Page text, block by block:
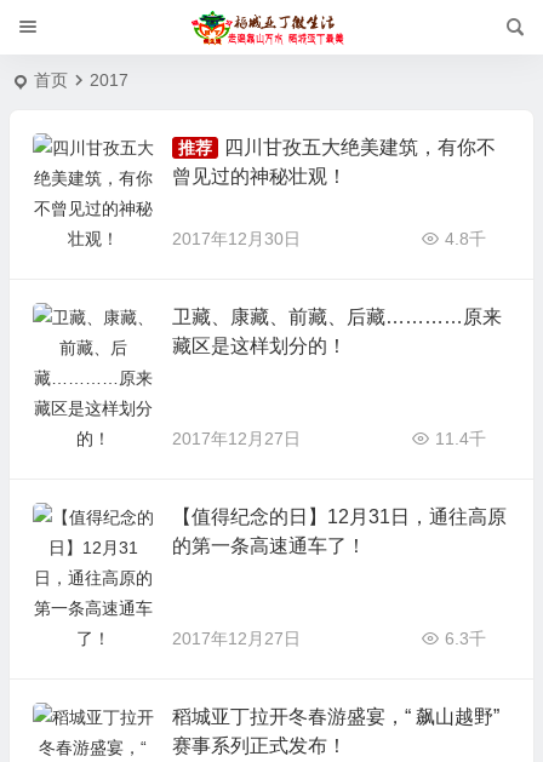
首页 2017
推荐
四川甘孜五大绝美建筑，有你不
曾见过的神秘壮观！
2017年12月30日 4.8千
卫藏、康藏、前藏、后藏…………原来
藏区是这样划分的！
2017年12月27日 11.4千
【值得纪念的日】12月31日，通往高原
的第一条高速通车了！
2017年12月27日 6.3千
稻城亚丁拉开冬春游盛宴，“ 飙山越野”
赛事系列正式发布！